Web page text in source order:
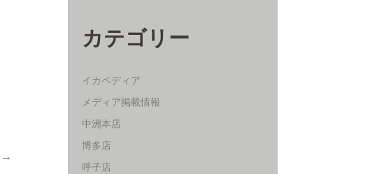
→
カテゴリー
イカペディア
メディア掲載情報
中洲本店
博多店
呼子店